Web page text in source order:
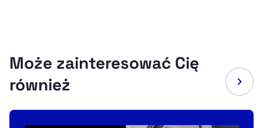
Może zainteresować Cię
również